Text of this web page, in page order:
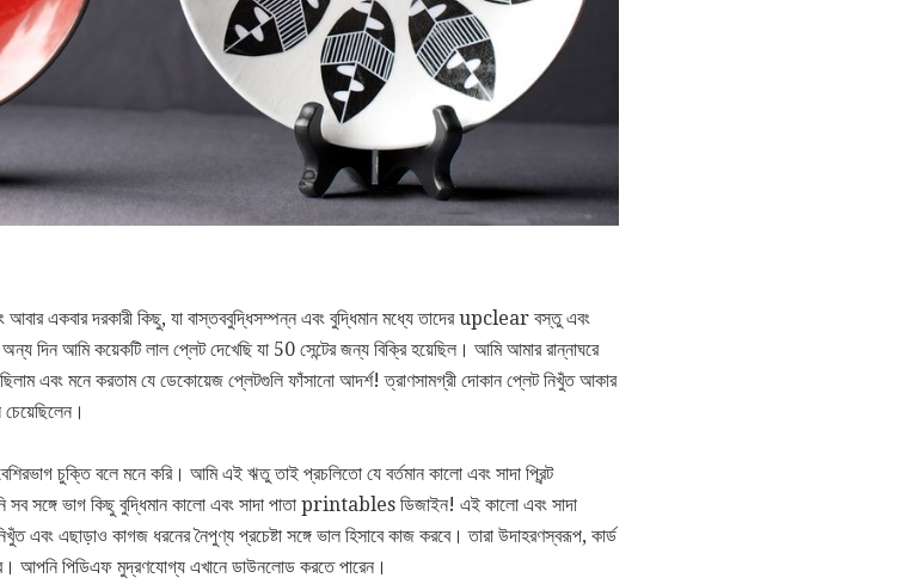
আবার একবার দরকারী কিছু, যা বাস্তববুদ্ধিসম্পন্ন এবং বুদ্ধিমান মধ্যে তাদের upclear বস্তু এবং
দিন আমি কয়েকটি লাল প্লেট দেখেছি যা 50 সেন্টের জন্য বিক্রি হয়েছিল। আমি আমার রান্নাঘরে
এবং মনে করতাম যে ডেকোয়েজ প্লেটগুলি ফাঁসানো আদর্শ! ত্রাণসামগ্রী দোকান প্লেট নিখুঁত আকার
চুক্তি বলে মনে করি। আমি এই ঋতু তাই প্রচলিতো যে বর্তমান কালো এবং সাদা প্রিন্ট
সঙ্গে ভাগ কিছু বুদ্ধিমান কালো এবং সাদা পাতা printables ডিজাইন! এই কালো এবং সাদা
এছাড়াও কাগজ ধরনের নৈপুণ্য প্রচেষ্টা সঙ্গে ভাল হিসাবে কাজ করবে। তারা উদাহরণস্বরূপ, কার্ড
আপনি পিডিএফ মুদ্রণযোগ্য এখানে ডাউনলোড করতে পারেন।